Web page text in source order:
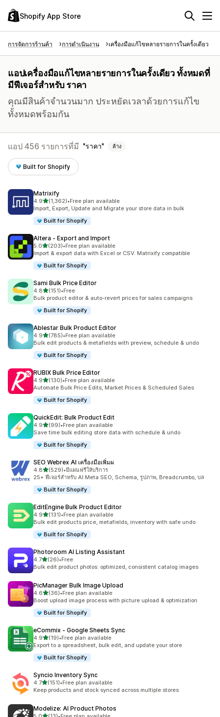
Shopify App Store
การจัดการร้านค้า การดำเนินงาน เครื่องมือแก้ไขหลายรายการในครั้งเดียว
แอปเครื่องมือแก้ไขหลายรายการในครั้งเดียว ทั้งหมดที่
มีฟีเจอร์สำหรับ ราคา
คุณมีสินค้าจำนวนมาก ประหยัดเวลาด้วยการแก้ไข
ทั้งหมดพร้อมกัน
แอป 456 รายการที่มี ราคา ล้าง
Built for Shopify
Matrixify
4.9เต็ม 5 ดาว
(1,362)
ทั้งหมด 1362 รีวิว
•Free plan available
Import, Export, Update and Migrate your store data in bulk
Built for Shopify
Altera ‑ Export and Import
5.0เต็ม 5 ดาว
(203)
ทั้งหมด 203 รีวิว
•Free plan available
Import & export data with Excel or CSV. Matrixify compatible
Built for Shopify
Sami Bulk Price Editor
4.8เต็ม 5 ดาว
(151)
ทั้งหมด 151 รีวิว
•Free
Bulk product editor & auto-revert prices for sales campaigns
Built for Shopify
Ablestar Bulk Product Editor
4.9เต็ม 5 ดาว
(785)
ทั้งหมด 785 รีวิว
•Free plan available
Bulk edit products & metafields with preview, schedule & undo
Built for Shopify
RUBIX Bulk Price Editor
4.9เต็ม 5 ดาว
(130)
ทั้งหมด 130 รีวิว
•Free plan available
Automate Bulk Price Edits, Market Prices & Scheduled Sales
Built for Shopify
QuickEdit: Bulk Product Edit
4.9เต็ม 5 ดาว
(99)
ทั้งหมด 99 รีวิว
•Free plan available
Save time bulk editing store data with schedule & undo
Built for Shopify
SEO Webrex AI เครื่องมือเพิ่มผ
4.8เต็ม 5 ดาว
(529)
ทั้งหมด 529 รีวิว
•มีแผนฟรีให้บริการ
25+ ฟีเจอร์สำหรับ AI Meta SEO, Schema, รูปภาพ, Breadcrumbs, บล
Built for Shopify
EditEngine Bulk Product Editor
4.9เต็ม 5 ดาว
(131)
ทั้งหมด 131 รีวิว
•Free plan available
Bulk edit products price, metafields, inventory with safe undo
Built for Shopify
Photoroom AI Listing Assistant
4.7เต็ม 5 ดาว
(26)
ทั้งหมด 26 รีวิว
•Free
Bulk edit product photos: optimized, consistent catalog images
PicManager Bulk Image Upload
4.6เต็ม 5 ดาว
(36)
ทั้งหมด 36 รีวิว
•Free plan available
Boost upload image process with picture upload & optimization
Built for Shopify
eCommix ‑ Google Sheets Sync
4.9เต็ม 5 ดาว
(19)
ทั้งหมด 19 รีวิว
•Free plan available
Export to a spreadsheet, bulk edit, and update your store
Built for Shopify
Syncio Inventory Sync
4.7เต็ม 5 ดาว
(151)
ทั้งหมด 151 รีวิว
•Free plan available
Keep products and stock synced across multiple stores
Modelize: AI Product Photos
เต็ม 5 ดาว